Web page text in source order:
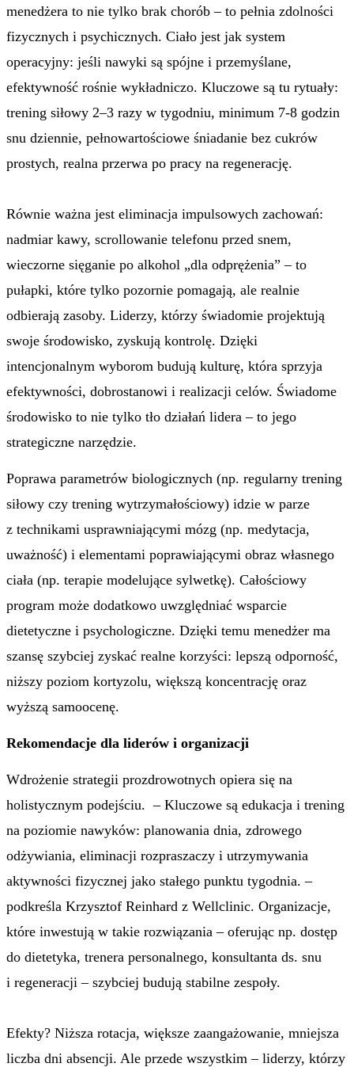
menedżera to nie tylko brak chorób – to pełnia zdolności
fizycznych i psychicznych. Ciało jest jak system
operacyjny: jeśli nawyki są spójne i przemyślane,
efektywność rośnie wykładniczo. Kluczowe są tu rytuały:
trening siłowy 2–3 razy w tygodniu, minimum 7-8 godzin
snu dziennie, pełnowartościowe śniadanie bez cukrów
prostych, realna przerwa po pracy na regenerację.
Równie ważna jest eliminacja impulsowych zachowań:
nadmiar kawy, scrollowanie telefonu przed snem,
wieczorne sięganie po alkohol „dla odprężenia” – to
pułapki, które tylko pozornie pomagają, ale realnie
odbierają zasoby. Liderzy, którzy świadomie projektują
swoje środowisko, zyskują kontrolę. Dzięki
intencjonalnym wyborom budują kulturę, która sprzyja
efektywności, dobrostanowi i realizacji celów. Świadome
środowisko to nie tylko tło działań lidera – to jego
strategiczne narzędzie.
Poprawa parametrów biologicznych (np. regularny trening
siłowy czy trening wytrzymałościowy) idzie w parze
z technikami usprawniającymi mózg (np. medytacja,
uważność) i elementami poprawiającymi obraz własnego
ciała (np. terapie modelujące sylwetkę). Całościowy
program może dodatkowo uwzględniać wsparcie
dietetyczne i psychologiczne. Dzięki temu menedżer ma
szansę szybciej zyskać realne korzyści: lepszą odporność,
niższy poziom kortyzolu, większą koncentrację oraz
wyższą samoocenę.
Rekomendacje dla liderów i organizacji
Wdrożenie strategii prozdrowotnych opiera się na
holistycznym podejściu. – Kluczowe są edukacja i trening
na poziomie nawyków: planowania dnia, zdrowego
odżywiania, eliminacji rozpraszaczy i utrzymywania
aktywności fizycznej jako stałego punktu tygodnia. –
podkreśla Krzysztof Reinhard z Wellclinic. Organizacje,
które inwestują w takie rozwiązania – oferując np. dostęp
do dietetyka, trenera personalnego, konsultanta ds. snu
i regeneracji – szybciej budują stabilne zespoły.
Efekty? Niższa rotacja, większe zaangażowanie, mniejsza
liczba dni absencji. Ale przede wszystkim – liderzy, którzy